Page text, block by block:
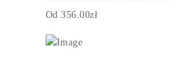
Od 356.00zł